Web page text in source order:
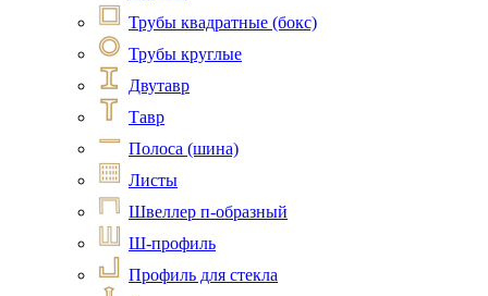
Трубы квадратные (бокс)
Трубы круглые
Двутавр
Тавр
Полоса (шина)
Листы
Швеллер п-образный
Ш-профиль
Профиль для стекла